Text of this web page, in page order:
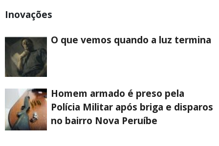
Inovações
O que vemos quando a luz termina
Homem armado é preso pela
Polícia Militar após briga e disparos
no bairro Nova Peruíbe